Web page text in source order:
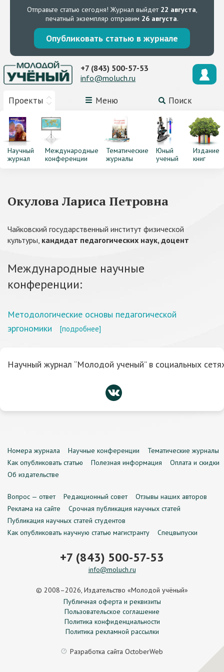
Отправьте статью сегодня! Журнал выйдет 22 августа,
печатный экземпляр отправим 26 августа.
Опубликовать статью в журнале
Проекты Меню Поиск
+7 (843) 500-57-53
info@moluch.ru
Научный
журнал
Международные
конференции
Тематические
журналы
Юный
ученый
Издание
книг
Окулова Лариса Петровна
Чайковский государственный институт физической
культуры, кандидат педагогических наук, доцент
Международные научные
конференции:
Методологические основы педагогической
эргономики
[подробнее]
Научный журнал “Молодой ученый” в социальных
Номера журнала Научные конференции
Тематические журналы
Как опубликовать статью
Полезная информация
Оплата и скидки
Об издательстве
Вопрос — ответ Редакционный совет
Отзывы наших авторов
Реклама на сайте
Срочная публикация научных статей
Публикация научных статей студентов
Как опубликовать научную статью магистранту
Спецвыпуски
+7 (843) 500-57-53
info@moluch.ru
© 2008–2026, Издательство «Молодой учёный»
Публичная оферта и реквизиты
Пользовательское соглашение
Политика конфиденциальности
Политика рекламной рассылки
Разработка сайта OctoberWeb